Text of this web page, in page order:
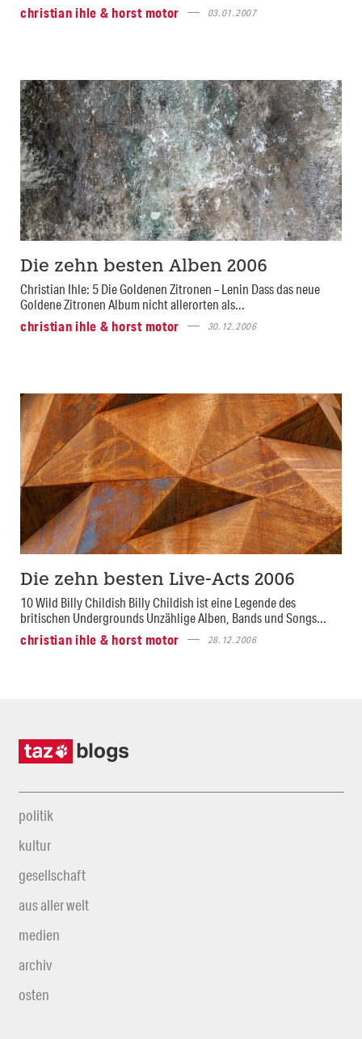
christian ihle & horst motor
03.01.2007
Die zehn besten Alben 2006
Christian Ihle: 5 Die Goldenen Zitronen – Lenin Dass das neue
Goldene Zitronen Album nicht allerorten als...
christian ihle & horst motor
30.12.2006
Die zehn besten Live-Acts 2006
10 Wild Billy Childish Billy Childish ist eine Legende des
britischen Undergrounds Unzählige Alben, Bands und Songs...
christian ihle & horst motor
28.12.2006
politik
kultur
gesellschaft
aus aller welt
medien
archiv
osten